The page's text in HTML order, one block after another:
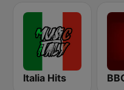
Italia Hits